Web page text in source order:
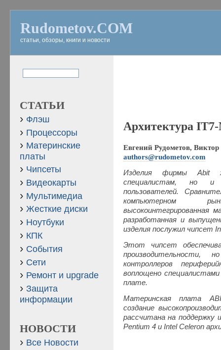
Rudometov.COM
статьи, обзоры, книги и новости
Архитектура
Евгений Рудометов, Виктор
authors@rudometov.com
Изделия фирмы Abit
специалистам, но и
пользователей.
компьютерном
высокоинтегрированная
разработанная и
изделия послужил чипсет
Этот чипсет
производительности,
контроллеров
воплощено
плате.
Материнская плата
создание
рассчитана на поддержку
Pentium 4 и Intel Celeron
СТАТЬИ
Флэш
Процессоры
Материнские
платы
Чипсеты
Видеокарты
Мультимедиа
Жесткие диски
Ноутбуки
КПК
События
Сети
Ремонт и upgrade
Защита
информации
НОВОСТИ
Все Новости